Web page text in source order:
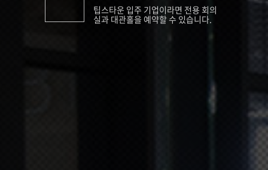
팁스타운 입주 기업이라면 전용 회의
실과 대관홀을 예약할 수 있습니다.